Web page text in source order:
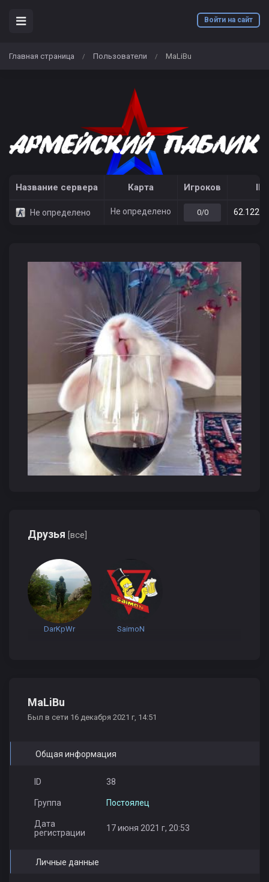
Войти на сайт
Главная страница / Пользователи / MaLiBu
Название сервера Карта Игроков
Не определено Не определено 0/0
Друзья [все]
DarKpWr SaimoN
MaLiBu
Был в сети 16 декабря 2021 г, 14:51
Общая информация
ID 38
Группа Постоялец
Дата
регистрации
17 июня 2021 г, 20:53
Личные данные